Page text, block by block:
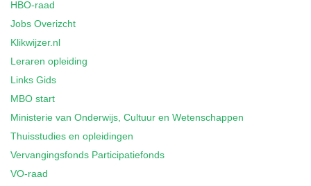
HBO-raad
Jobs Overizcht
Klikwijzer.nl
Leraren opleiding
Links Gids
MBO start
Ministerie van Onderwijs, Cultuur en Wetenschappen
Thuisstudies en opleidingen
Vervangingsfonds Participatiefonds
VO-raad